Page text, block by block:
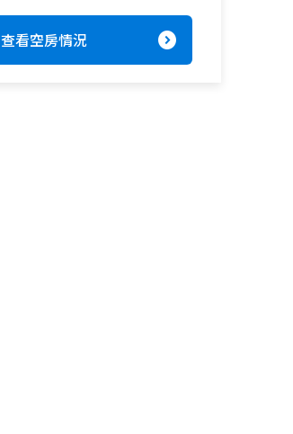
查看空房情況 expand_circle_right